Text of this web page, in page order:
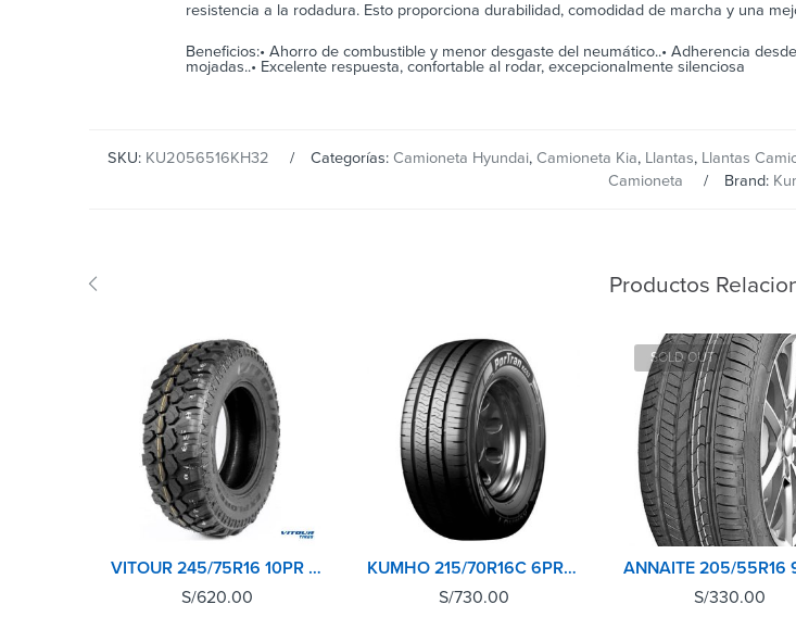
resistencia a la rodadura. Esto proporciona durabilidad, comodidad de marcha y una
Beneficios:• Ahorro de combustible y menor desgaste del neumático..• Adherencia
mojadas..• Excelente respuesta, confortable al rodar, excepcionalmente silenciosa
SKU: KU2056516KH32 Categorías: Camioneta Hyundai, Camioneta Kia, Llantas, Llantas
Camioneta
Brand:
Productos
VITOUR 245/75R16 10PR 120N EXPLORER MT
S/620.00
KUMHO 215/70R16C 6PR PORTRAN KC53
S/730.00
SOLD OUT
S/330.00